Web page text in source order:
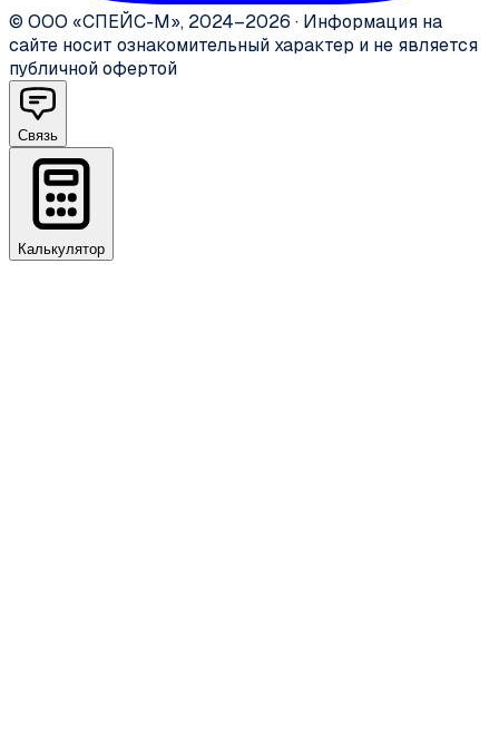
© ООО «СПЕЙС-М», 2024–2026 · Информация на
сайте носит ознакомительный характер и не является
публичной офертой
Связь
Калькулятор